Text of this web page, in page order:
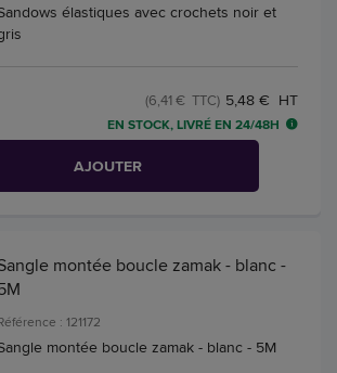
élastiques avec crochets noir et
5,48 € HT
(6,41 € TTC)
EN STOCK, LIVRÉ EN 24/48H
AJOUTER
montée boucle zamak - blanc -
: 121172
montée boucle zamak - blanc - 5M